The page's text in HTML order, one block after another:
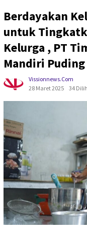
Berdayakan
untuk
Kelurga , PT
Mandiri Puding
Vissionnews.com
28 Maret 2025
34